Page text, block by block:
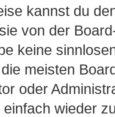
kannst du
von der
keine
meisten
oder
einfach wieder